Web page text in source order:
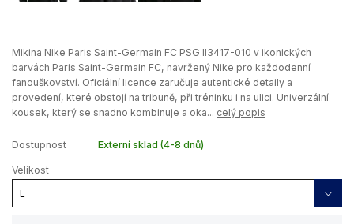
Mikina Nike Paris Saint-Germain FC PSG II3417-010 v ikonických
barvách Paris Saint-Germain FC, navržený Nike pro každodenní
fanouškovství. Oficiální licence zaručuje autentické detaily a
provedení, které obstojí na tribuně, při tréninku i na ulici. Univerzální
kousek, který se snadno kombinuje a oka... celý popis
Dostupnost Externí sklad (4-8 dnů)
Velikost